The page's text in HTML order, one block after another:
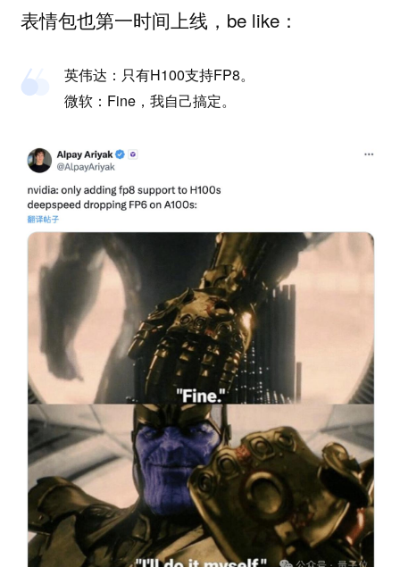
表情包也第一时间上线，be like：
英伟达：只有H100支持FP8。
微软：Fine，我自己搞定。